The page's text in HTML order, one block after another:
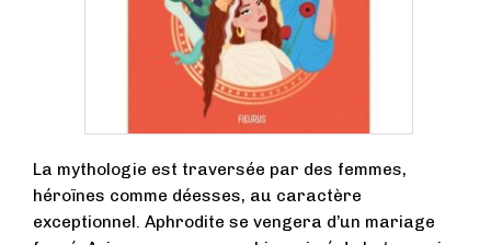
La mythologie est traversée par des femmes,
héroïnes comme déesses, au caractère
exceptionnel. Aphrodite se vengera d’un mariage